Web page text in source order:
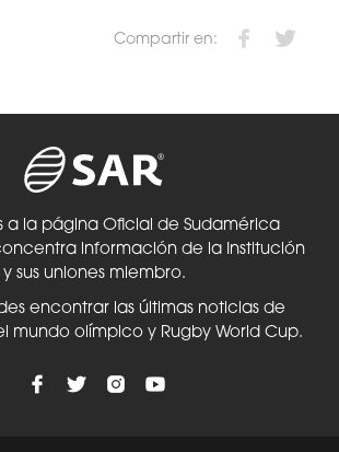
Compartir en:
a la página Oficial de Sudamérica
información de la Institución
y sus uniones miembro.
encontrar las últimas noticias de
mundo olímpico y Rugby World Cup.